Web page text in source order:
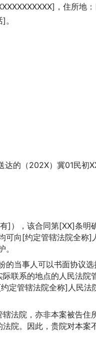
，住所地
的（202X）冀01民初
]），该合同第[XX]条明
可向[约定管辖法院全称]
的当事人可以书面协议选
联系的地点的人民法院
定管辖法院全称]人民法
法院，亦非本案被告住
院。因此，贵院对本案